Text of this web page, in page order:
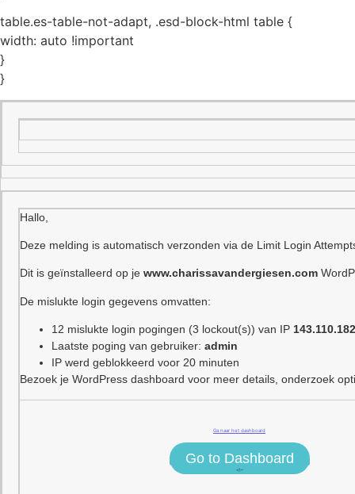
table.es-table-not-adapt, .esd-block-html table {
width: auto !important
}
}
Hallo,
Deze melding is automatisch verzonden via de Limit Login
Dit is geïnstalleerd op je www.charissavandergiesen.com
De mislukte login gegevens omvatten:
12 mislukte login pogingen (3 lockout(s)) van IP
Laatste poging van gebruiker: admin
IP werd geblokkeerd voor 20 minuten
Bezoek je WordPress dashboard voor meer details, onderzoek
Ga naar het dashboard
Go to Dashboard
<!–